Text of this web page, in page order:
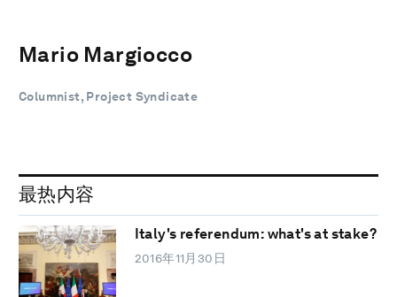
Mario Margiocco
Columnist, Project Syndicate
最热内容
Italy's referendum: what's at stake?
2016年11月30日